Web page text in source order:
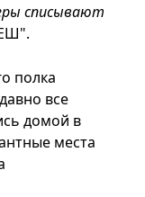
списывают
полка
все
домой в
места